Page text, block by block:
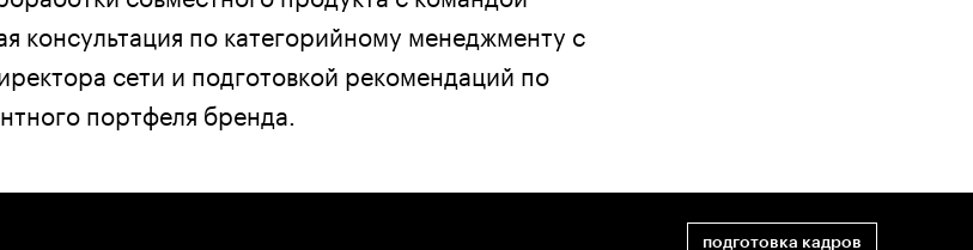
консультация по категорийному менеджменту с
сети и подготовкой рекомендаций по
портфеля бренда.
подготовка кадров